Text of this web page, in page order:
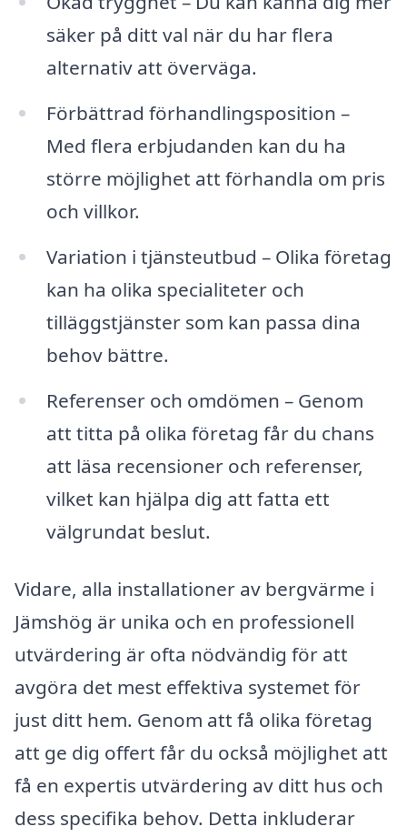
säker på ditt val när du har flera
alternativ att överväga.
Förbättrad förhandlingsposition –
Med flera erbjudanden kan du ha
större möjlighet att förhandla om pris
och villkor.
Variation i tjänsteutbud – Olika företag
kan ha olika specialiteter och
tilläggstjänster som kan passa dina
behov bättre.
Referenser och omdömen – Genom
att titta på olika företag får du chans
att läsa recensioner och referenser,
vilket kan hjälpa dig att fatta ett
välgrundat beslut.
Vidare, alla installationer av bergvärme i
Jämshög är unika och en professionell
utvärdering är ofta nödvändig för att
avgöra det mest effektiva systemet för
just ditt hem. Genom att få olika företag
att ge dig offert får du också möjlighet att
få en expertis utvärdering av ditt hus och
dess specifika behov. Detta inkluderar